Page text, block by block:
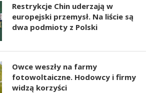
Restrykcje Chin uderzają w
europejski przemysł. Na liście są
dwa podmioty z Polski
Owce weszły na farmy
fotowoltaiczne. Hodowcy i firmy
widzą korzyści